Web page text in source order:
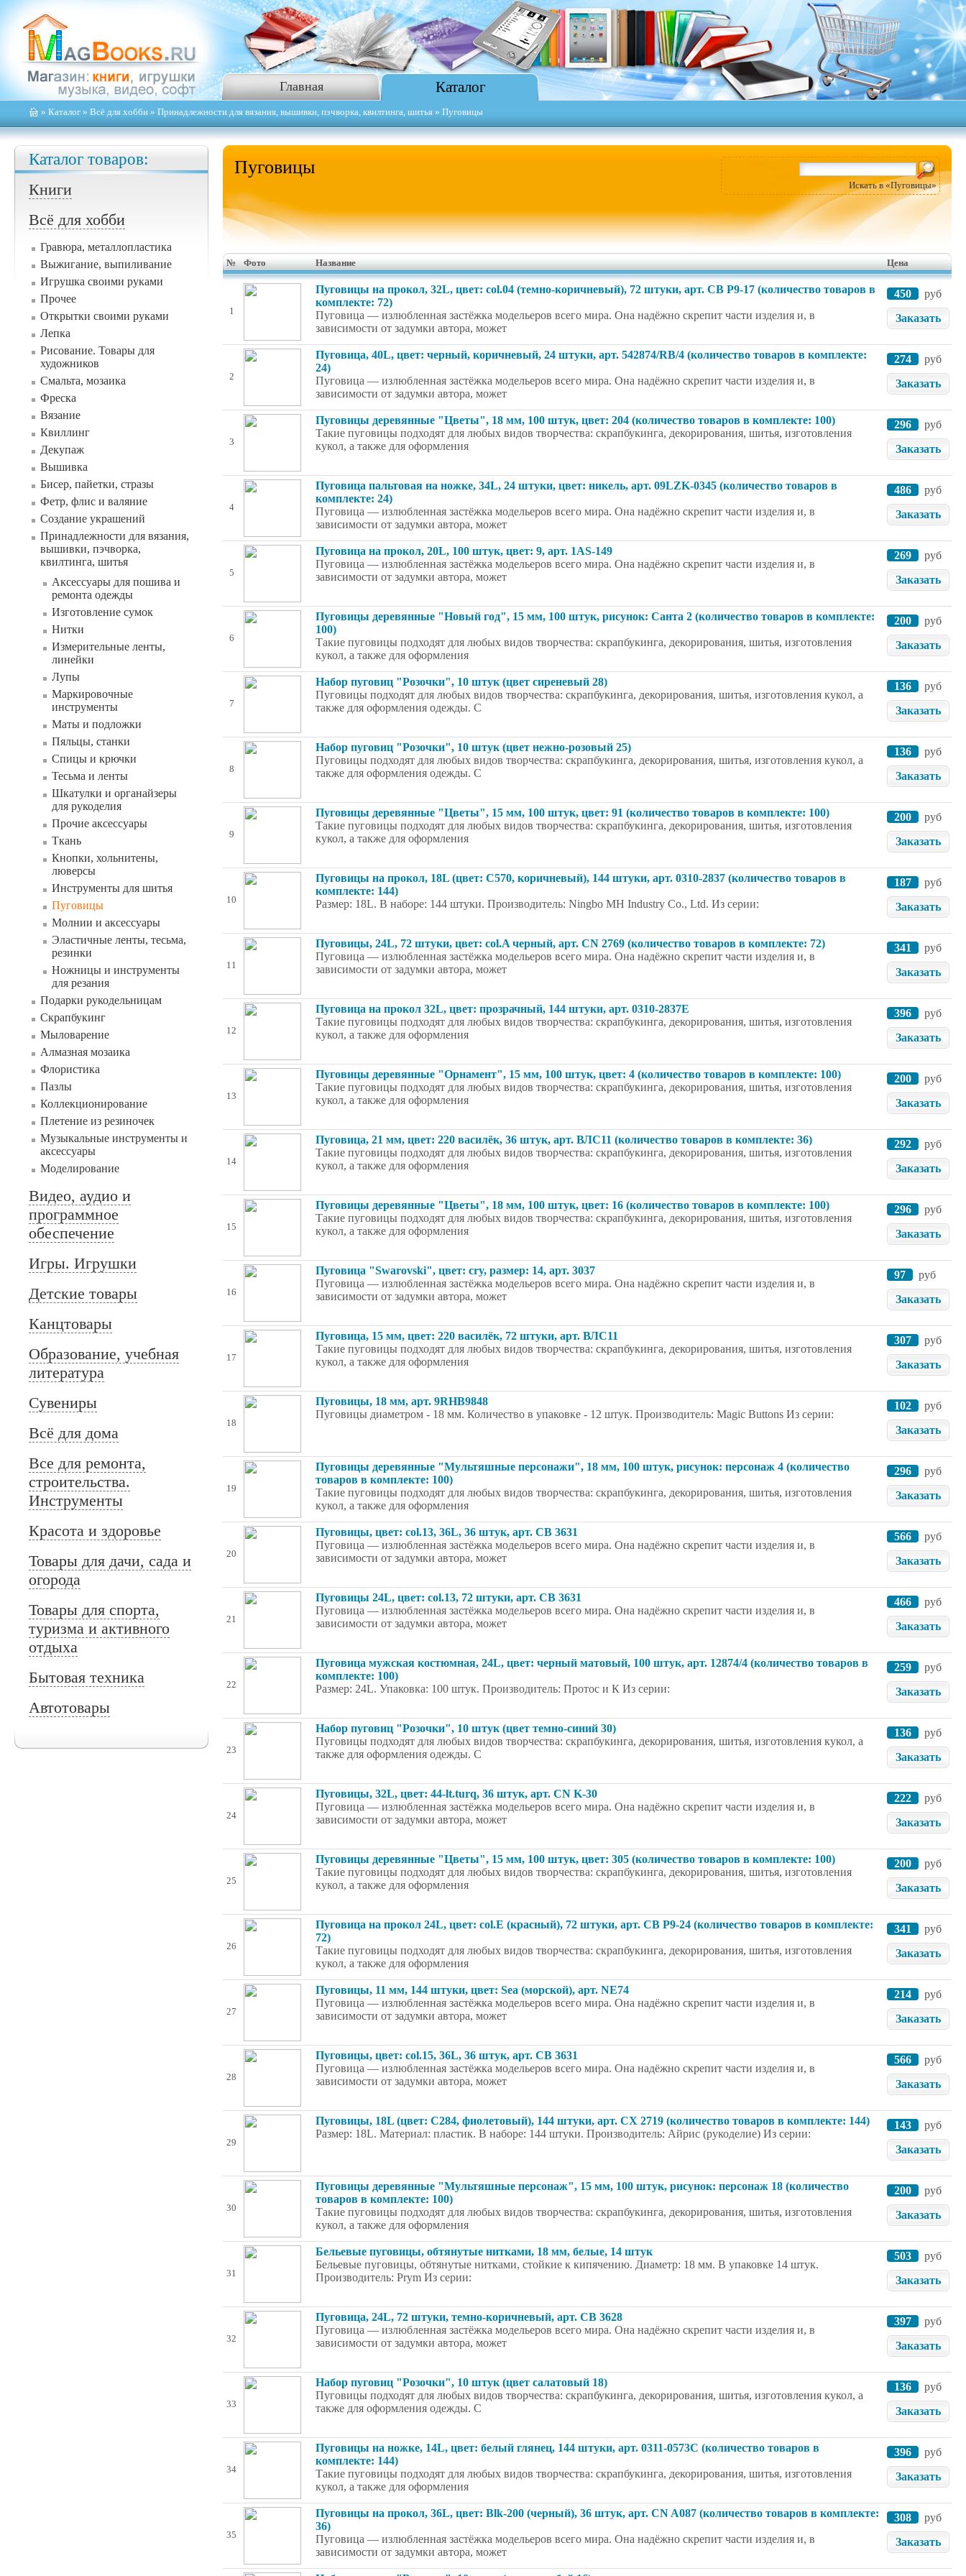
Главная Каталог
» Каталог » Всё для хобби » Принадлежности для вязания, вышивки, пэчворка, квилтинга, шитья » Пуговицы
Каталог товаров:
Книги
Всё для хобби
Гравюра, металлопластика
Выжигание, выпиливание
Игрушка своими руками
Прочее
Открытки своими руками
Лепка
Рисование. Товары для
художников
Смальта, мозаика
Фреска
Вязание
Квиллинг
Декупаж
Вышивка
Бисер, пайетки, стразы
Фетр, флис и валяние
Создание украшений
Принадлежности для вязания,
вышивки, пэчворка,
квилтинга, шитья
Аксессуары для пошива и
ремонта одежды
Изготовление сумок
Нитки
Измерительные ленты,
линейки
Лупы
Маркировочные
инструменты
Маты и подложки
Пяльцы, станки
Спицы и крючки
Тесьма и ленты
Шкатулки и органайзеры
для рукоделия
Прочие аксессуары
Ткань
Кнопки, хольнитены,
люверсы
Инструменты для шитья
Пуговицы
Молнии и аксессуары
Эластичные ленты, тесьма,
резинки
Ножницы и инструменты
для резания
Подарки рукодельницам
Скрапбукинг
Мыловарение
Алмазная мозаика
Флористика
Пазлы
Коллекционирование
Плетение из резиночек
Музыкальные инструменты и
аксессуары
Моделирование
Видео, аудио и
программное
обеспечение
Игры. Игрушки
Детские товары
Канцтовары
Образование, учебная
литература
Сувениры
Всё для дома
Все для ремонта,
строительства.
Инструменты
Красота и здоровье
Товары для дачи, сада и
огорода
Товары для спорта,
туризма и активного
отдыха
Бытовая техника
Автотовары
Пуговицы
Искать в «Пуговицы»
№ Фото Название Цена
1
Пуговицы на прокол, 32L, цвет: col.04 (темно-коричневый), 72 штуки, арт. CB P9-17 (количество товаров в
комплекте: 72)
Пуговица — излюбленная застёжка модельеров всего мира. Она надёжно скрепит части изделия и, в
зависимости от задумки автора, может
450
руб
Заказать
2
Пуговица, 40L, цвет: черный, коричневый, 24 штуки, арт. 542874/RB/4 (количество товаров в комплекте:
24)
Пуговица — излюбленная застёжка модельеров всего мира. Она надёжно скрепит части изделия и, в
зависимости от задумки автора, может
274
руб
Заказать
3
Пуговицы деревянные "Цветы", 18 мм, 100 штук, цвет: 204 (количество товаров в комплекте: 100)
Такие пуговицы подходят для любых видов творчества: скрапбукинга, декорирования, шитья, изготовления
кукол, а также для оформления
296
руб
Заказать
4
Пуговица пальтовая на ножке, 34L, 24 штуки, цвет: никель, арт. 09LZK-0345 (количество товаров в
комплекте: 24)
Пуговица — излюбленная застёжка модельеров всего мира. Она надёжно скрепит части изделия и, в
зависимости от задумки автора, может
486
руб
Заказать
5
Пуговица на прокол, 20L, 100 штук, цвет: 9, арт. 1AS-149
Пуговица — излюбленная застёжка модельеров всего мира. Она надёжно скрепит части изделия и, в
зависимости от задумки автора, может
269
руб
Заказать
6
Пуговицы деревянные "Новый год", 15 мм, 100 штук, рисунок: Санта 2 (количество товаров в комплекте:
100)
Такие пуговицы подходят для любых видов творчества: скрапбукинга, декорирования, шитья, изготовления
кукол, а также для оформления
200
руб
Заказать
7
Набор пуговиц "Розочки", 10 штук (цвет сиреневый 28)
Пуговицы подходят для любых видов творчества: скрапбукинга, декорирования, шитья, изготовления кукол, а
также для оформления одежды. С
136
руб
Заказать
8
Набор пуговиц "Розочки", 10 штук (цвет нежно-розовый 25)
Пуговицы подходят для любых видов творчества: скрапбукинга, декорирования, шитья, изготовления кукол, а
также для оформления одежды. С
136
руб
Заказать
9
Пуговицы деревянные "Цветы", 15 мм, 100 штук, цвет: 91 (количество товаров в комплекте: 100)
Такие пуговицы подходят для любых видов творчества: скрапбукинга, декорирования, шитья, изготовления
кукол, а также для оформления
200
руб
Заказать
10
Пуговицы на прокол, 18L (цвет: C570, коричневый), 144 штуки, арт. 0310-2837 (количество товаров в
комплекте: 144)
Размер: 18L. В наборе: 144 штуки. Производитель: Ningbo MH Industry Co., Ltd. Из серии:
187
руб
Заказать
11
Пуговицы, 24L, 72 штуки, цвет: col.A черный, арт. CN 2769 (количество товаров в комплекте: 72)
Пуговица — излюбленная застёжка модельеров всего мира. Она надёжно скрепит части изделия и, в
зависимости от задумки автора, может
341
руб
Заказать
12
Пуговица на прокол 32L, цвет: прозрачный, 144 штуки, арт. 0310-2837E
Такие пуговицы подходят для любых видов творчества: скрапбукинга, декорирования, шитья, изготовления
кукол, а также для оформления
396
руб
Заказать
13
Пуговицы деревянные "Орнамент", 15 мм, 100 штук, цвет: 4 (количество товаров в комплекте: 100)
Такие пуговицы подходят для любых видов творчества: скрапбукинга, декорирования, шитья, изготовления
кукол, а также для оформления
200
руб
Заказать
14
Пуговица, 21 мм, цвет: 220 василёк, 36 штук, арт. ВЛС11 (количество товаров в комплекте: 36)
Такие пуговицы подходят для любых видов творчества: скрапбукинга, декорирования, шитья, изготовления
кукол, а также для оформления
292
руб
Заказать
15
Пуговицы деревянные "Цветы", 18 мм, 100 штук, цвет: 16 (количество товаров в комплекте: 100)
Такие пуговицы подходят для любых видов творчества: скрапбукинга, декорирования, шитья, изготовления
кукол, а также для оформления
296
руб
Заказать
16
Пуговица "Swarovski", цвет: cry, размер: 14, арт. 3037
Пуговица — излюбленная застёжка модельеров всего мира. Она надёжно скрепит части изделия и, в
зависимости от задумки автора, может
97
руб
Заказать
17
Пуговица, 15 мм, цвет: 220 василёк, 72 штуки, арт. ВЛС11
Такие пуговицы подходят для любых видов творчества: скрапбукинга, декорирования, шитья, изготовления
кукол, а также для оформления
307
руб
Заказать
18
Пуговицы, 18 мм, арт. 9RHB9848
Пуговицы диаметром - 18 мм. Количество в упаковке - 12 штук. Производитель: Magic Buttons Из серии:
102
руб
Заказать
19
Пуговицы деревянные "Мультяшные персонажи", 18 мм, 100 штук, рисунок: персонаж 4 (количество
товаров в комплекте: 100)
Такие пуговицы подходят для любых видов творчества: скрапбукинга, декорирования, шитья, изготовления
кукол, а также для оформления
296
руб
Заказать
20
Пуговицы, цвет: col.13, 36L, 36 штук, арт. CB 3631
Пуговица — излюбленная застёжка модельеров всего мира. Она надёжно скрепит части изделия и, в
зависимости от задумки автора, может
566
руб
Заказать
21
Пуговицы 24L, цвет: col.13, 72 штуки, арт. CB 3631
Пуговица — излюбленная застёжка модельеров всего мира. Она надёжно скрепит части изделия и, в
зависимости от задумки автора, может
466
руб
Заказать
22
Пуговица мужская костюмная, 24L, цвет: черный матовый, 100 штук, арт. 12874/4 (количество товаров в
комплекте: 100)
Размер: 24L. Упаковка: 100 штук. Производитель: Протос и К Из серии:
259
руб
Заказать
23
Набор пуговиц "Розочки", 10 штук (цвет темно-синий 30)
Пуговицы подходят для любых видов творчества: скрапбукинга, декорирования, шитья, изготовления кукол, а
также для оформления одежды. С
136
руб
Заказать
24
Пуговицы, 32L, цвет: 44-lt.turq, 36 штук, арт. CN K-30
Пуговица — излюбленная застёжка модельеров всего мира. Она надёжно скрепит части изделия и, в
зависимости от задумки автора, может
222
руб
Заказать
25
Пуговицы деревянные "Цветы", 15 мм, 100 штук, цвет: 305 (количество товаров в комплекте: 100)
Такие пуговицы подходят для любых видов творчества: скрапбукинга, декорирования, шитья, изготовления
кукол, а также для оформления
200
руб
Заказать
26
Пуговица на прокол 24L, цвет: col.E (красный), 72 штуки, арт. CB P9-24 (количество товаров в комплекте:
72)
Такие пуговицы подходят для любых видов творчества: скрапбукинга, декорирования, шитья, изготовления
кукол, а также для оформления
341
руб
Заказать
27
Пуговицы, 11 мм, 144 штуки, цвет: Sea (морской), арт. NE74
Пуговица — излюбленная застёжка модельеров всего мира. Она надёжно скрепит части изделия и, в
зависимости от задумки автора, может
214
руб
Заказать
28
Пуговицы, цвет: col.15, 36L, 36 штук, арт. CB 3631
Пуговица — излюбленная застёжка модельеров всего мира. Она надёжно скрепит части изделия и, в
зависимости от задумки автора, может
566
руб
Заказать
29
Пуговицы, 18L (цвет: С284, фиолетовый), 144 штуки, арт. CX 2719 (количество товаров в комплекте: 144)
Размер: 18L. Материал: пластик. В наборе: 144 штуки. Производитель: Айрис (рукоделие) Из серии:
143
руб
Заказать
30
Пуговицы деревянные "Мультяшные персонаж", 15 мм, 100 штук, рисунок: персонаж 18 (количество
товаров в комплекте: 100)
Такие пуговицы подходят для любых видов творчества: скрапбукинга, декорирования, шитья, изготовления
кукол, а также для оформления
200
руб
Заказать
31
Бельевые пуговицы, обтянутые нитками, 18 мм, белые, 14 штук
Бельевые пуговицы, обтянутые нитками, стойкие к кипячению. Диаметр: 18 мм. В упаковке 14 штук.
Производитель: Prym Из серии:
503
руб
Заказать
32
Пуговица, 24L, 72 штуки, темно-коричневый, арт. CB 3628
Пуговица — излюбленная застёжка модельеров всего мира. Она надёжно скрепит части изделия и, в
зависимости от задумки автора, может
397
руб
Заказать
33
Набор пуговиц "Розочки", 10 штук (цвет салатовый 18)
Пуговицы подходят для любых видов творчества: скрапбукинга, декорирования, шитья, изготовления кукол, а
также для оформления одежды. С
136
руб
Заказать
34
Пуговицы на ножке, 14L, цвет: белый глянец, 144 штуки, арт. 0311-0573C (количество товаров в
комплекте: 144)
Такие пуговицы подходят для любых видов творчества: скрапбукинга, декорирования, шитья, изготовления
кукол, а также для оформления
396
руб
Заказать
35
Пуговицы на прокол, 36L, цвет: Blk-200 (черный), 36 штук, арт. CN A087 (количество товаров в комплекте:
36)
Пуговица — излюбленная застёжка модельеров всего мира. Она надёжно скрепит части изделия и, в
зависимости от задумки автора, может
308
руб
Заказать